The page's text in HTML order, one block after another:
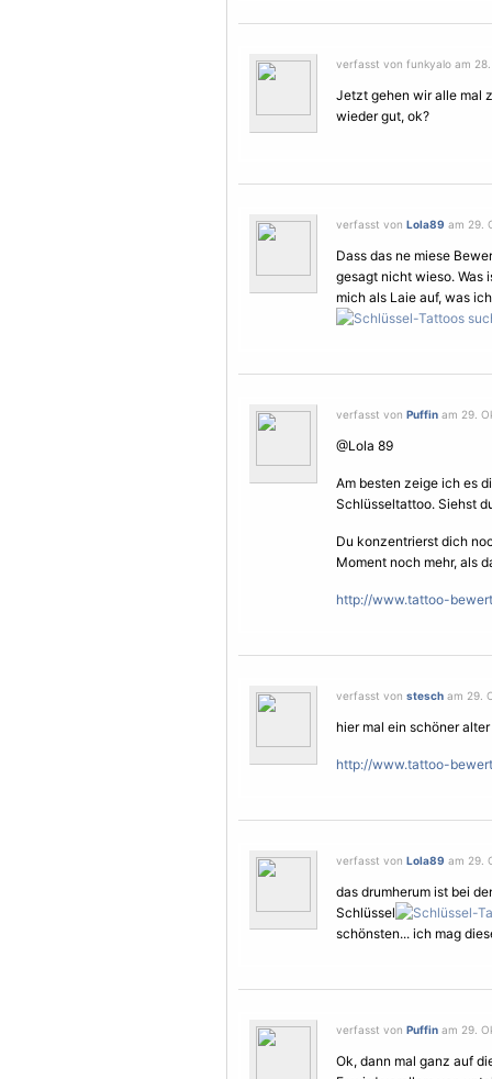
verfasst von funkyalo am
Jetzt gehen wir alle mal
wieder gut, ok?
verfasst von Lola89 am 29.
Dass das ne miese
gesagt nicht wieso. Was
mich als Laie auf, was
verfasst von Puffin am 29.
@Lola 89
Am besten zeige ich es
Schlüsseltattoo. Siehst
Du konzentrierst dich
Moment noch mehr, als
http://www.tattoo-
verfasst von stesch am 29.
hier mal ein schöner
http://www.tattoo-
verfasst von Lola89 am 29.
das drumherum ist bei
Schlüssel
schönsten... ich mag
verfasst von Puffin am 29.
Ok, dann mal ganz auf